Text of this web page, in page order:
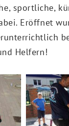
sportliche,
Eröffnet
Helfern!